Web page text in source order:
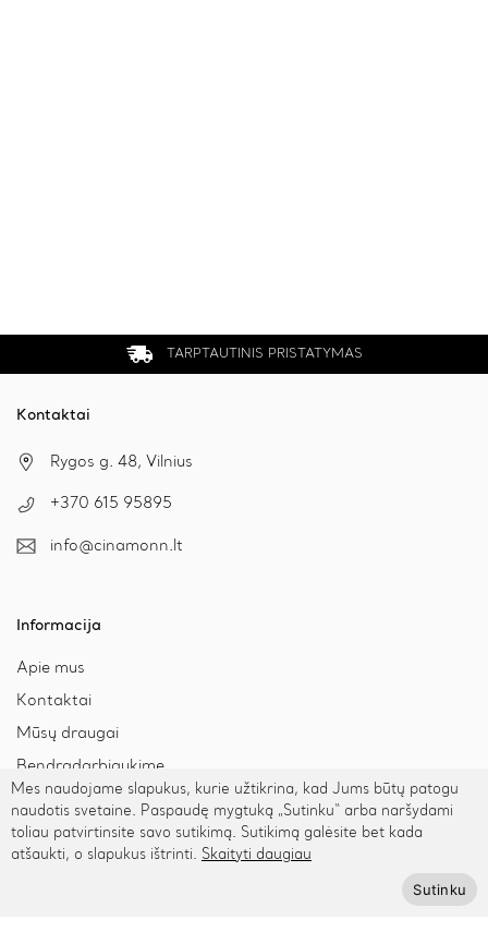
TARPTAUTINIS PRISTATYMAS
Kontaktai
Rygos g. 48, Vilnius
+370 615 95895
info@cinamonn.lt
Informacija
Apie mus
Kontaktai
Mūsų draugai
Bendradarbiaukime
Kaip išmatuoti riešą
Mes naudojame slapukus, kurie užtikrina, kad Jums būtų patogu
naudotis svetaine. Paspaudę mygtuką „Sutinku“ arba naršydami
toliau patvirtinsite savo sutikimą. Sutikimą galėsite bet kada
atšaukti, o slapukus ištrinti. Skaityti daugiau
Sutinku